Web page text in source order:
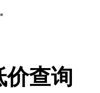
价查询